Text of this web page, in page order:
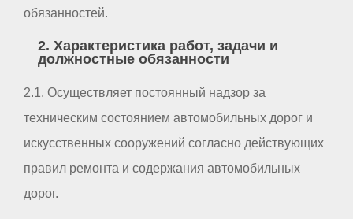
обязанностей.
2. Характеристика работ, задачи и
должностные обязанности
2.1. Осуществляет постоянный надзор за
техническим состоянием автомобильных дорог и
искусственных сооружений согласно действующих
правил ремонта и содержания автомобильных
дорог.